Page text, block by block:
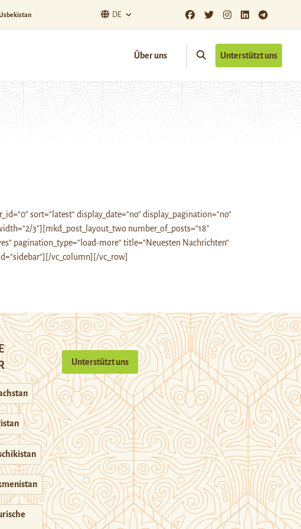
DE
Über uns Unterstützt uns
sort=“latest“ display_date=“no“ display_pagination=“no“
3″][mkd_post_layout_two number_of_posts=“18″
pagination_type=“load-more“ title=“Neuesten Nachrichten“
vc_column][/vc_row]
Unterstützt uns